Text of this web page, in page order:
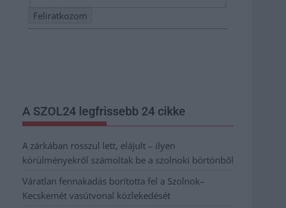
A SZOL24 legfrissebb 24 cikke
A zárkában rosszul lett, elájult – ilyen
körülményekről számoltak be a szolnoki börtönből
Váratlan fennakadás borította fel a Szolnok–
Kecskemét vasútvonal közlekedését